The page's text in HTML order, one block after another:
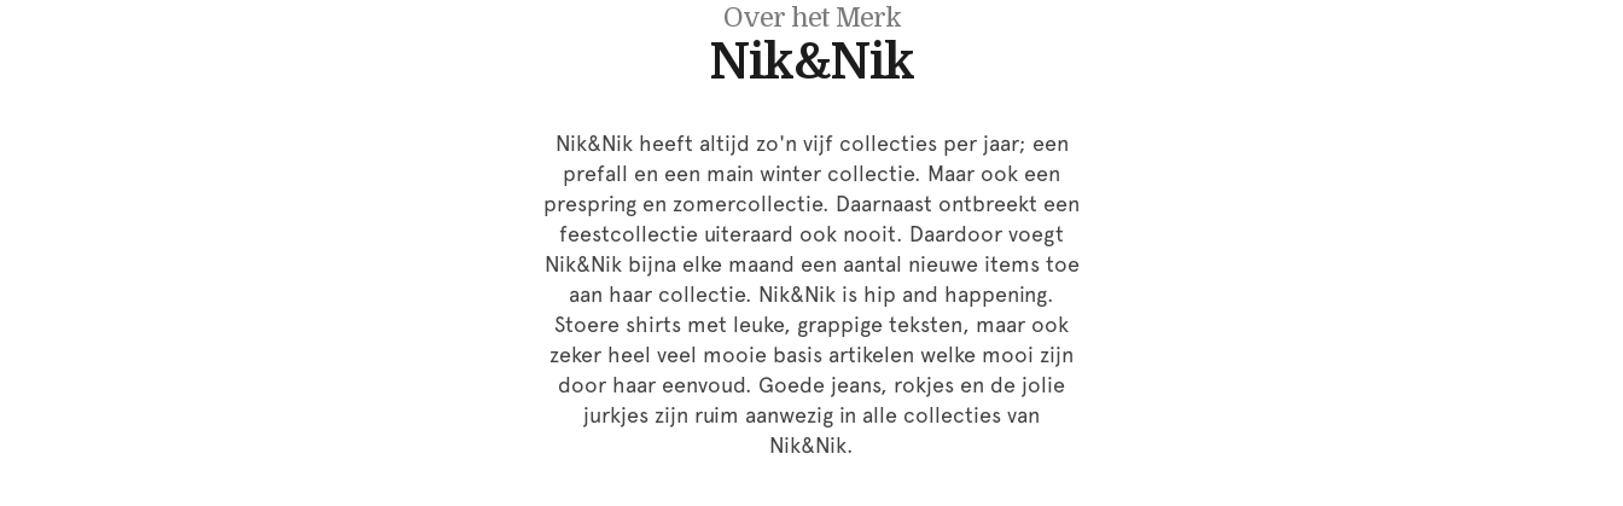
Over het Merk
Nik&Nik
Nik&Nik heeft altijd zo'n vijf collecties per jaar; een
prefall en een main winter collectie. Maar ook een
prespring en zomercollectie. Daarnaast ontbreekt een
feestcollectie uiteraard ook nooit. Daardoor voegt
Nik&Nik bijna elke maand een aantal nieuwe items toe
aan haar collectie. Nik&Nik is hip and happening.
Stoere shirts met leuke, grappige teksten, maar ook
zeker heel veel mooie basis artikelen welke mooi zijn
door haar eenvoud. Goede jeans, rokjes en de jolie
jurkjes zijn ruim aanwezig in alle collecties van
Nik&Nik.